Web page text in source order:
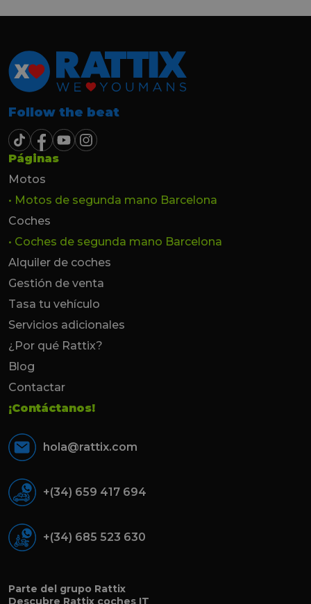
Follow the beat
Páginas
Motos
• Motos de segunda mano Barcelona
Coches
• Coches de segunda mano Barcelona
Alquiler de coches
Gestión de venta
Tasa tu vehículo
Servicios adicionales
¿Por qué Rattix?
Blog
Contactar
¡Contáctanos!
hola@rattix.com
+(34) 659 417 694
+(34) 685 523 630
Parte del grupo Rattix
Descubre Rattix coches IT